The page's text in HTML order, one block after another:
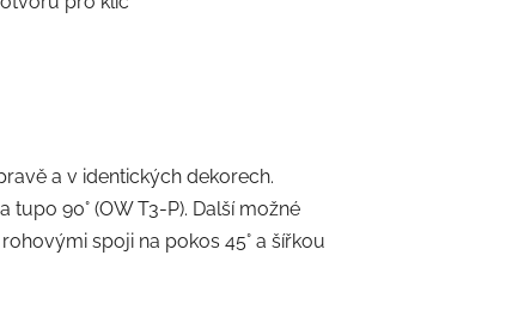
a v identických dekorech.
90° (OW T3-P). Další možné
spoji na pokos 45° a šířkou